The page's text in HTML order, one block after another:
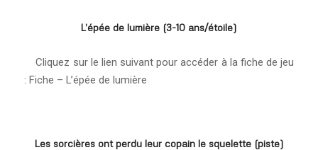
L’épée de lumière (3-10 ans/étoile)
Cliquez sur le lien suivant pour accéder à la fiche de jeu
: Fiche – L’épée de lumière
Les sorcières ont perdu leur copain le squelette (piste)